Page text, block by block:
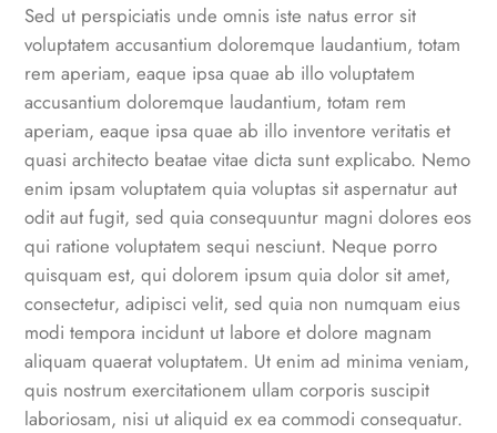
Sed ut perspiciatis unde omnis iste natus error sit
voluptatem accusantium doloremque laudantium, totam
rem aperiam, eaque ipsa quae ab illo voluptatem
accusantium doloremque laudantium, totam rem
aperiam, eaque ipsa quae ab illo inventore veritatis et
quasi architecto beatae vitae dicta sunt explicabo. Nemo
enim ipsam voluptatem quia voluptas sit aspernatur aut
odit aut fugit, sed quia consequuntur magni dolores eos
qui ratione voluptatem sequi nesciunt. Neque porro
quisquam est, qui dolorem ipsum quia dolor sit amet,
consectetur, adipisci velit, sed quia non numquam eius
modi tempora incidunt ut labore et dolore magnam
aliquam quaerat voluptatem. Ut enim ad minima veniam,
quis nostrum exercitationem ullam corporis suscipit
laboriosam, nisi ut aliquid ex ea commodi consequatur.